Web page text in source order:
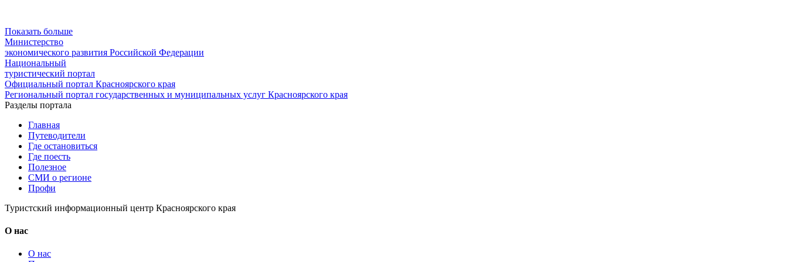
Показать больше
Министерство
экономического развития Российской Федерации
Национальный
туристический портал
Официальный портал Красноярского края
Региональный портал государственных и муниципальных услуг Красноярского края
Разделы портала
Главная
Путеводители
Где остановиться
Где поесть
Полезное
СМИ о регионе
Профи
Туристский информационный центр Красноярского края
О нас
О нас